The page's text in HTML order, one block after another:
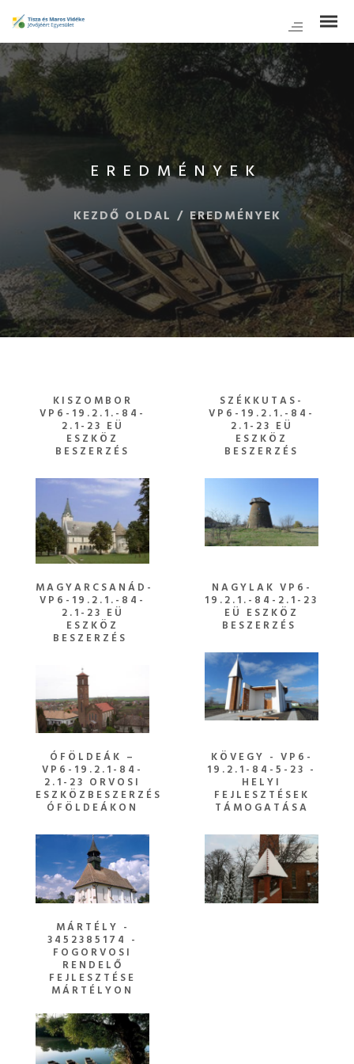
EREDMÉNYEK
KEZDŐ OLDAL / EREDMÉNYEK
KISZOMBOR
VP6-19.2.1.-84-
2.1-23 EÜ
ESZKÖZ
BESZERZÉS
SZÉKKUTAS-
VP6-19.2.1.-84-
2.1-23 EÜ
ESZKÖZ
BESZERZÉS
MAGYARCSANÁD-
VP6-19.2.1.-84-
2.1-23 EÜ
ESZKÖZ
BESZERZÉS
NAGYLAK VP6-
19.2.1.-84-2.1-23
EÜ ESZKÖZ
BESZERZÉS
ÓFÖLDEÁK –
VP6-19.2.1-84-
2.1-23 ORVOSI
ESZKÖZBESZERZÉS
ÓFÖLDEÁKON
KÖVEGY - VP6-
19.2.1-84-5-23 -
HELYI
FEJLESZTÉSEK
TÁMOGATÁSA
MÁRTÉLY -
3452385174 -
FOGORVOSI
RENDELŐ
FEJLESZTÉSE
MÁRTÉLYON